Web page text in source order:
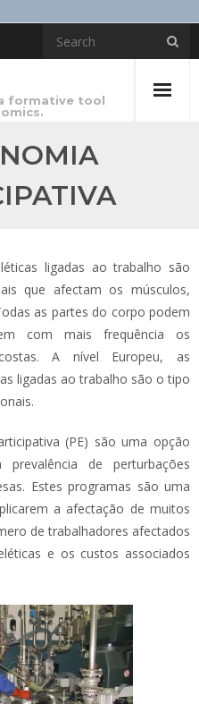
formative tool
ligadas ao trabalho são
que afectam os músculos,
as partes do corpo podem
com mais frequência os
A nível Europeu, as
ligadas ao trabalho são o tipo
(PE) são uma opção
de perturbações
Estes programas são uma
a afectação de muitos
de trabalhadores afectados
e os custos associados